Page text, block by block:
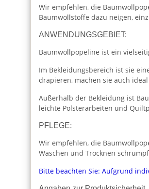
Wir empfehlen, die
Baumwollstoffe dazu neigen,
ANWENDUNGSGEBIET:
Baumwollpopeline ist ein
Im Bekleidungsbereich ist sie
drapieren, machen sie auch
Außerhalb der Bekleidung ist
leichte Polsterarbeiten und
PFLEGE:
Wir empfehlen, die
Waschen und Trocknen
Bitte beachten Sie: Aufgrund